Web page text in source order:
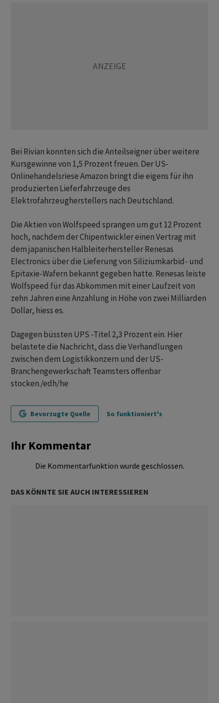
Bei Rivian konnten sich die Anteilseigner über weitere
Kursgewinne von 1,5 Prozent freuen. Der US-
Onlinehandelsriese Amazon bringt die eigens für ihn
produzierten Lieferfahrzeuge des
Elektrofahrzeugherstellers nach Deutschland.
Die Aktien von Wolfspeed sprangen um gut 12 Prozent
hoch, nachdem der Chipentwickler einen Vertrag mit
dem japanischen Halbleiterhersteller Renesas
Electronics über die Lieferung von Siliziumkarbid- und
Epitaxie-Wafern bekannt gegeben hatte. Renesas leiste
Wolfspeed für das Abkommen mit einer Laufzeit von
zehn Jahren eine Anzahlung in Höhe von zwei Milliarden
Dollar, hiess es.
Dagegen büssten UPS -Titel 2,3 Prozent ein. Hier
belastete die Nachricht, dass die Verhandlungen
zwischen dem Logistikkonzern und der US-
Branchengewerkschaft Teamsters offenbar
stocken./edh/he
Bevorzugte Quelle So funktioniert's
Ihr Kommentar
Die Kommentarfunktion wurde geschlossen.
DAS KÖNNTE SIE AUCH INTERESSIEREN